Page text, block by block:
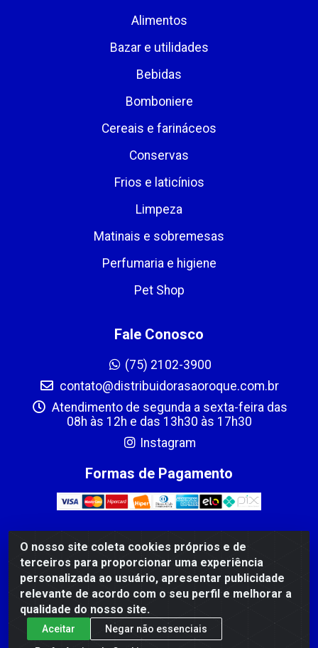
O nosso site coleta cookies próprios e de
terceiros para proporcionar uma experiência
personalizada ao usuário, apresentar publicidade
relevante de acordo com o seu perfil e melhorar a
qualidade do nosso site.
Aceitar
Negar não essenciais
Alimentos
Bazar e utilidades
Bebidas
Bomboniere
Cereais e farináceos
Conservas
Frios e laticínios
Limpeza
Matinais e sobremesas
Perfumaria e higiene
Pet Shop
Fale Conosco
(75) 2102-3900
contato@distribuidorasaoroque.com.br
Atendimento de segunda a sexta-feira das
08h às 12h e das 13h30 às 17h30
Instagram
Formas de Pagamento
DIST DE PROD ALIM SÃO ROQUE LTDA - AVENIDA
PROBAHIA, 501 - TOMBA - CIS, FEIRA DE SANTANA /BA
- CEP: 44.092-400 - CNPJ 03.705.630/0003-11